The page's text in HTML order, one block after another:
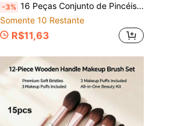
-3% 16 Peças Conjunto de Pincéis de Maquiagem Profissional, Adequado para Base, Blush, Corretivo e Sombra - Cerdas de Poliéster, Cabo de Plástico ABS, Adequado para Iniciantes e Profissionais, Essencial para Maquiadores | Design de Pincel Fashion | Pincéis de Maquiagem Duráveis, Incluindo Cerdas Sintéticas Macias, 2 Peças de Esponjas de Pó Pretas para um Visual de Maquiagem Perfeito, Conjunto de Pincéis de Maquiagem, Também uma Escolha Ideal para Presentes de Feriados
Somente 10 Restante
R$11,63